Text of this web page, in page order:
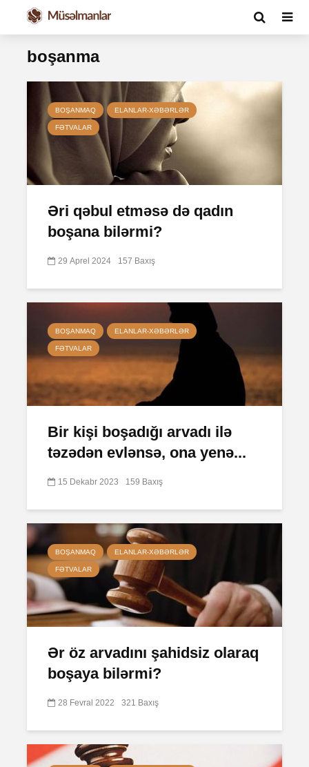
boşanma
BOŞANMAQ ELANLAR-XƏBƏRLƏR
FƏTVALAR
Əri qəbul etməsə də qadın
boşana bilərmi?
29 Aprel 2024 157 Baxış
BOŞANMAQ ELANLAR-XƏBƏRLƏR
FƏTVALAR
Bir kişi boşadığı arvadı ilə
təzədən evlənsə, ona yenə...
15 Dekabr 2023 159 Baxış
BOŞANMAQ ELANLAR-XƏBƏRLƏR
FƏTVALAR
Ər öz arvadını şahidsiz olaraq
boşaya bilərmi?
28 Fevral 2022 321 Baxış